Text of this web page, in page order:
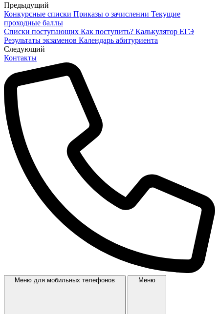
Предыдущий
Конкурсные списки Приказы о зачислении Текущие
проходные баллы
Списки поступающих Как поступить? Калькулятор ЕГЭ
Результаты экзаменов Календарь абитуриента
Cледующий
Контакты
Меню для мобильных телефонов Меню